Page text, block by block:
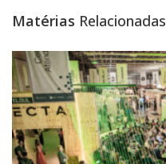
Matérias Relacionadas